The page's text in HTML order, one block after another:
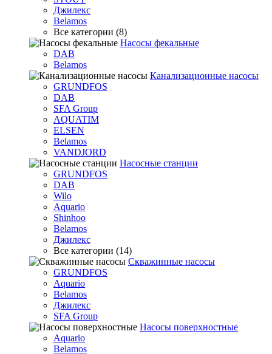
Джилекс
Belamos
Все категории (8)
Насосы фекальные
DAB
Belamos
Канализационные насосы
GRUNDFOS
DAB
SFA Group
AQUATIM
ELSEN
Belamos
VANDJORD
Насосные станции
GRUNDFOS
DAB
Wilo
Aquario
Shinhoo
Belamos
Джилекс
Все категории (14)
Скважинные насосы
GRUNDFOS
Aquario
Belamos
Джилекс
SFA Group
Насосы поверхностные
Aquario
Belamos